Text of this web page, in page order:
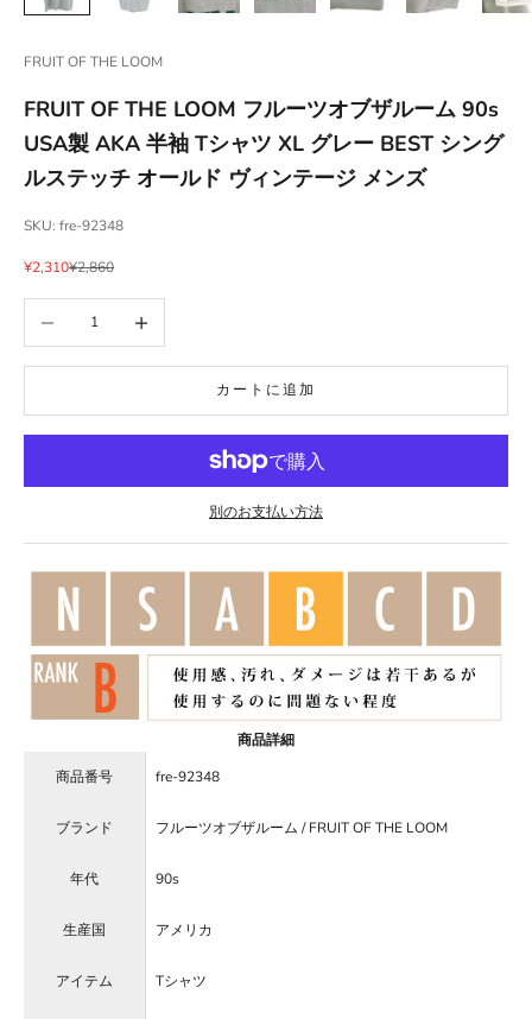
FRUIT OF THE LOOM
FRUIT OF THE LOOM フルーツオブザルーム 90s
USA製 AKA 半袖 Tシャツ XL グレー BEST シング
ルステッチ オールド ヴィンテージ メンズ
SKU: fre-92348
セール価格
¥2,310通常価格
¥2,860
カートに追加
別のお支払い方法
商品詳細
商品番号
fre-92348
ブランド フルーツオブザルーム / FRUIT OF THE LOOM
年代 90s
生産国 アメリカ
アイテム Tシャツ